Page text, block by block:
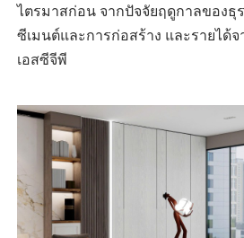
ไตรมาสก่อน จากปัจจัยฤดูกาลของธุ
ซีเมนต์และการก่อสร้าง และรายได้
เอสซีจีพี